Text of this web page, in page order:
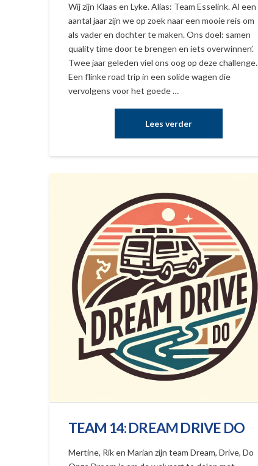
Wij zijn Klaas en Lyke. Alias: Team Esselink. Al een
aantal jaar zijn we op zoek naar een mooie reis om
als vader en dochter te maken. Ons doel: samen
quality time door te brengen en iets overwinnen’.
Twee jaar geleden viel ons oog op deze challenge.
Een flinke road trip in een solide wagen die
vervolgens voor het goede …
TEAM 14: DREAM DRIVE DO
Mertine, Rik en Marian zijn team Dream, Drive, Do